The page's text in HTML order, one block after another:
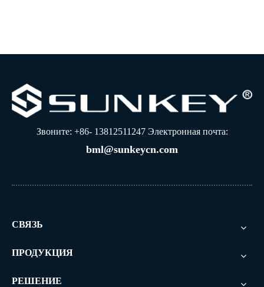
Звоните: +86- 13812511247 Электронная почта:
bml@sunkeycn.com
СВЯЗЬ
ПРОДУКЦИЯ
РЕШЕНИЕ